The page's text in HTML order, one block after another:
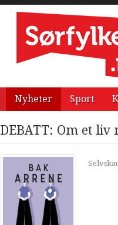
Nyheter Sport
DEBATT: Om et